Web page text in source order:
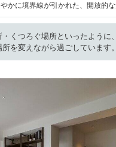
かに境界線が引かれた、開放的な
・くつろぐ場所といったように
を変えながら過ごしています。